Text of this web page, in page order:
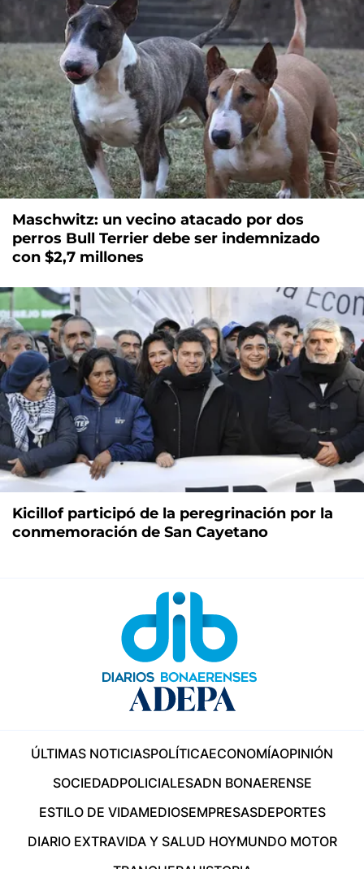
Maschwitz: un vecino atacado por dos
perros Bull Terrier debe ser indemnizado
con $2,7 millones
Kicillof participó de la peregrinación por la
conmemoración de San Cayetano
ÚLTIMAS NOTICIASPOLÍTICAECONOMÍAOPINIÓN
SOCIEDADPOLICIALESADN BONAERENSE
ESTILO DE VIDAMEDIOSEMPRESASDEPORTES
DIARIO EXTRAVIDA Y SALUD HOYMUNDO MOTOR